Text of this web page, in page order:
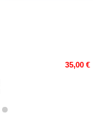
35,00 €